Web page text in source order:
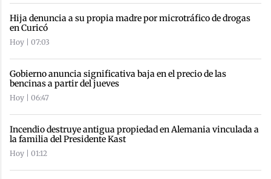
Hija denuncia a su propia madre por microtráfico de drogas
en Curicó
Hoy | 07:03
Gobierno anuncia significativa baja en el precio de las
bencinas a partir del jueves
Hoy | 06:47
Incendio destruye antigua propiedad en Alemania vinculada a
la familia del Presidente Kast
Hoy | 01:12